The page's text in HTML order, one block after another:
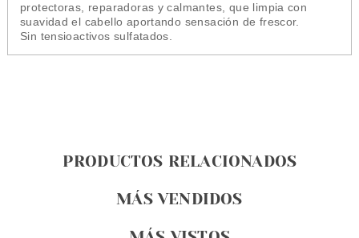
protectoras, reparadoras y calmantes, que limpia con
suavidad el cabello aportando sensación de frescor.
Sin tensioactivos sulfatados.
PRODUCTOS RELACIONADOS
MÁS VENDIDOS